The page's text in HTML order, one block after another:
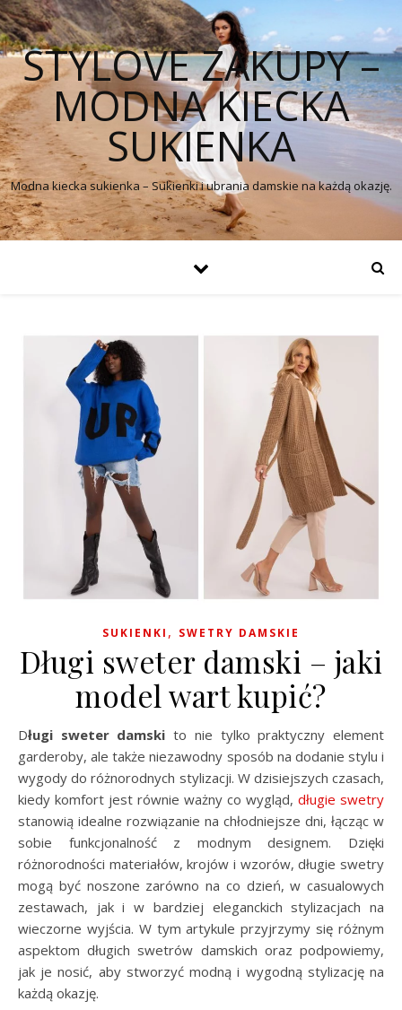
STYLOVE ZAKUPY –
MODNA KIECKA
SUKIENKA
Modna kiecka sukienka – Sukienki i ubrania damskie na każdą okazję.
SUKIENKI , SWETRY DAMSKIE
Długi sweter damski – jaki
model wart kupić?
Długi sweter damski to nie tylko praktyczny element
garderoby, ale także niezawodny sposób na dodanie stylu i
wygody do różnorodnych stylizacji. W dzisiejszych czasach,
kiedy komfort jest równie ważny co wygląd, długie swetry
stanowią idealne rozwiązanie na chłodniejsze dni, łącząc w
sobie funkcjonalność z modnym designem. Dzięki
różnorodności materiałów, krojów i wzorów, długie swetry
mogą być noszone zarówno na co dzień, w casualowych
zestawach, jak i w bardziej eleganckich stylizacjach na
wieczorne wyjścia. W tym artykule przyjrzymy się różnym
aspektom długich swetrów damskich oraz podpowiemy,
jak je nosić, aby stworzyć modną i wygodną stylizację na
każdą okazję.